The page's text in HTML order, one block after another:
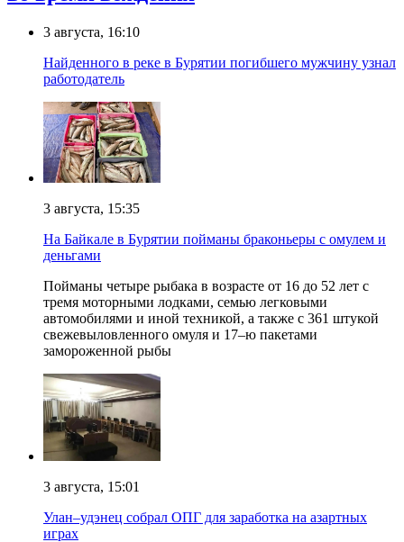
3 августа, 16:10
Найденного в реке в Бурятии погибшего мужчину узнал
работодатель
3 августа, 15:35
На Байкале в Бурятии пойманы браконьеры с омулем и
деньгами
Пойманы четыре рыбака в возрасте от 16 до 52 лет с
тремя моторными лодками, семью легковыми
автомобилями и иной техникой, а также с 361 штукой
свежевыловленного омуля и 17–ю пакетами
замороженной рыбы
3 августа, 15:01
Улан–удэнец собрал ОПГ для заработка на азартных
играх